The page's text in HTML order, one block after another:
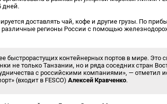
дней.
доставлять чай, кофе и другие грузы. По
различные регионы России с помощью
быстрорастущих контейнерных портов в мире. Это
не только Танзании, но и ряда соседних стран
с российскими компаниями», — отметил
(входит в FESCO)Алексей Кравченко.